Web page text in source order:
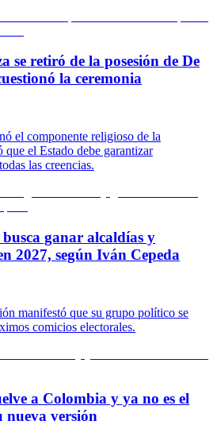
se retiró de la posesión de De
la ceremonia
el componente religioso de la
que el Estado debe garantizar
las creencias.
ganar alcaldías y
2027, según Iván Cepeda
manifestó que su grupo político se
comicios electorales.
a Colombia y ya no es el
nueva versión